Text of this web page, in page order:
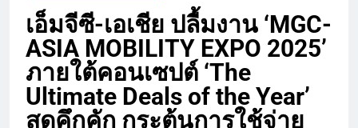
เอ็มจีซี-เอเชีย ปลื้มงาน ‘MGC-
ASIA MOBILITY EXPO 2025’
ภายใต้คอนเซปต์ ‘The
Ultimate Deals of the Year’
สุดคึกคัก กระตุ้นการใช้จ่าย